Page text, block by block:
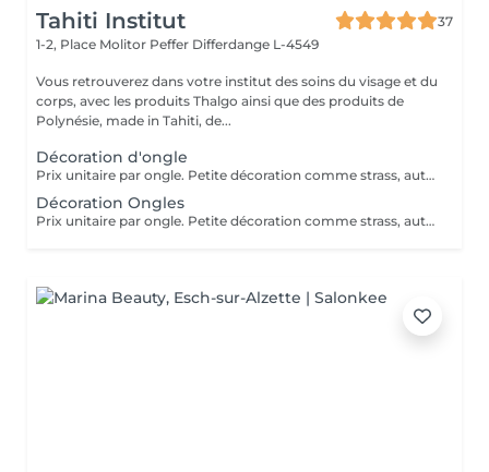
Tahiti Institut
37
1-2, Place Molitor Peffer Differdange L-4549
Vous retrouverez dans votre institut des soins du visage et du
corps, avec les produits Thalgo ainsi que des produits de
Polynésie, made in Tahiti, de...
Décoration d'ongle
Prix unitaire par ongle. Petite décoration comme strass, autocollant ou paillettes.
Décoration Ongles
Prix unitaire par ongle. Petite décoration comme strass, autocollant ou paillettes.